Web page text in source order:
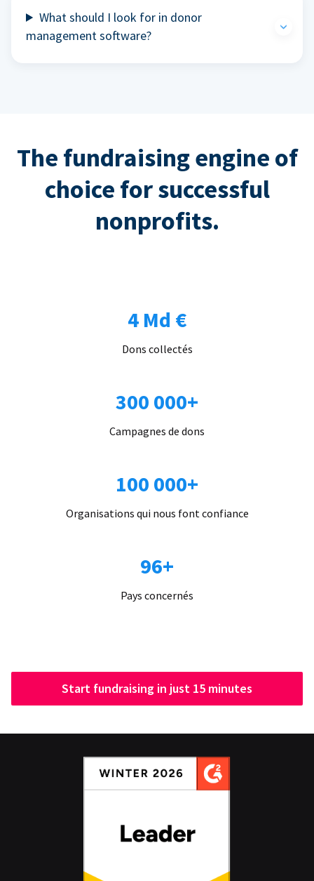
What should I look for in donor
management software?
The fundraising engine of
choice for successful
nonprofits.
4 Md €
Dons collectés
300 000+
Campagnes de dons
100 000+
Organisations qui nous font confiance
96+
Pays concernés
Start fundraising in just 15 minutes